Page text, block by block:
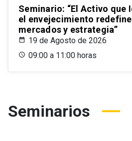
Seminario: “El Activo que
el envejecimiento
mercados y estrategia”
19 de Agosto de 2026
09:00 a 11:00 horas
Seminarios